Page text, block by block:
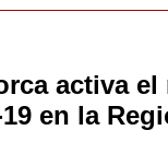
activa
en la